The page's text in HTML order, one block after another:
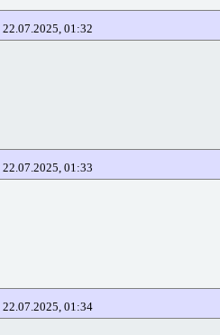
22.07.2025, 01:32
22.07.2025, 01:33
22.07.2025, 01:34